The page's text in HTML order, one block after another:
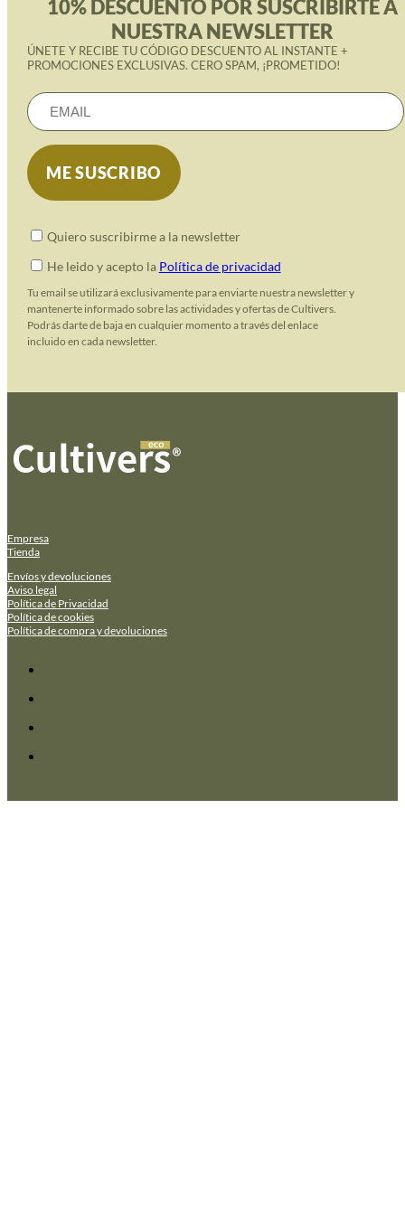
10% DESCUENTO POR SUSCRIBIRTE A
NUESTRA NEWSLETTER
ÚNETE Y RECIBE TU CÓDIGO DESCUENTO AL INSTANTE +
PROMOCIONES EXCLUSIVAS. CERO SPAM, ¡PROMETIDO!
Quiero suscribirme a la newsletter
He leido y acepto la Política de privacidad
Tu email se utilizará exclusivamente para enviarte nuestra newsletter y
mantenerte informado sobre las actividades y ofertas de Cultivers.
Podrás darte de baja en cualquier momento a través del enlace
incluido en cada newsletter.
Empresa
Tienda
Envíos y devoluciones
Aviso legal
Política de Privacidad
Política de cookies
Política de compra y devoluciones